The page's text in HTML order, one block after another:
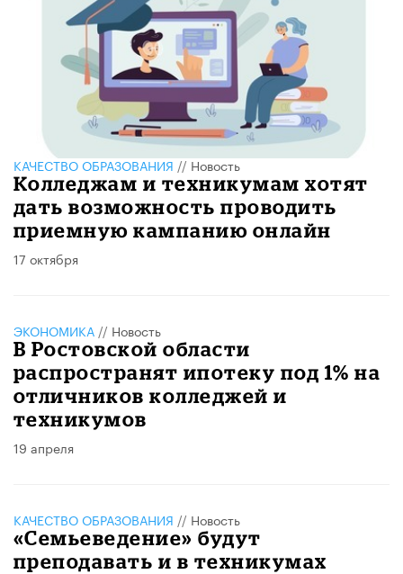
КАЧЕСТВО ОБРАЗОВАНИЯ//Новость
Колледжам и техникумам хотят
дать возможность проводить
приемную кампанию онлайн
17 октября
ЭКОНОМИКА // Новость
В Ростовской области
распространят ипотеку под 1% на
отличников колледжей и
техникумов
19 апреля
КАЧЕСТВО ОБРАЗОВАНИЯ // Новость
«Семьеведение» будут
преподавать и в техникумах